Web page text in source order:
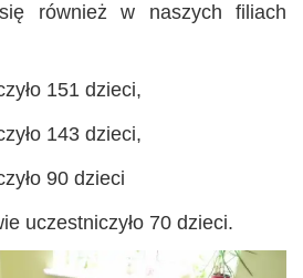
również w naszych filiach
151 dzieci,
143 dzieci,
90 dzieci
uczestniczyło 70 dzieci.